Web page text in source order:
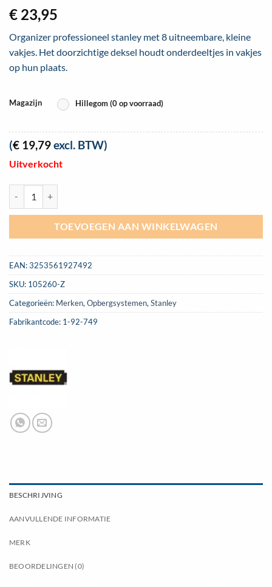
€ 23,95
Organizer professioneel stanley met 8 uitneembare, kleine
vakjes. Het doorzichtige deksel houdt onderdeeltjes in vakjes
op hun plaats.
Magazijn Hillegom (0 op voorraad)
(€ 19,79excl. BTW)
Uitverkocht
TOEVOEGEN AAN WINKELWAGEN
EAN:3253561927492
SKU: 105260-Z
Categorieën: Merken,Opbergsystemen,Stanley
Fabrikantcode: 1-92-749
BESCHRIJVING
AANVULLENDE INFORMATIE
MERK
BEOORDELINGEN (0)